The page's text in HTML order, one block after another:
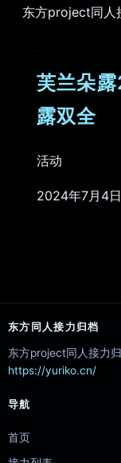
东方project同人
芙兰朵
露双全
活动
2024年7月4
东方同人接力归档
东方project同人接力
https://yuriko.cn/
导航
首页